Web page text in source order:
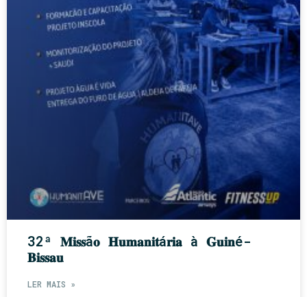
32ª 𝐌𝐢𝐬𝐬ã𝐨 𝐇𝐮𝐦𝐚𝐧𝐢𝐭á𝐫𝐢𝐚 à 𝐆𝐮𝐢𝐧é-
𝐁𝐢𝐬𝐬𝐚𝐮
LER MAIS »